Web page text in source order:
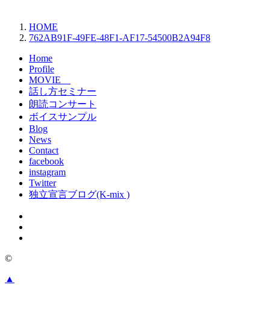
HOME
762AB91F-49FE-48F1-AF17-54500B2A94F8
Home
Profile
MOVIE
話し方セミナー
朗読コンサート
ボイスサンプル
Blog
News
Contact
facebook
instagram
Twitter
独立宣言ブログ(K-mix )
©
▲